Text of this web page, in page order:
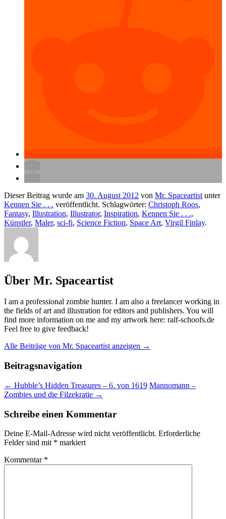
Dieser Beitrag wurde am 30. August 2012 von Mr. Spaceartist unter
Kennen Sie . . . veröffentlicht. Schlagwörter: Christoph Roos,
Fantasy, Illustration, Illustrator, Inspiration, Kennen Sie . . .,
Künstler, Maler, sci-fi, Science Fiction, Space Art, Virgil Finlay.
Über Mr. Spaceartist
I am a professional zombie hunter. I am also a freelancer working in
the fields of art and illustration for editors and publishers. You will
find more information on me and my artwork here: ralf-schoofs.de
Feel free to give feedback!
Alle Beiträge von Mr. Spaceartist anzeigen →
Beitragsnavigation
← Hubble’s Hidden Treasures – 6. von 1619 Mannomann –
Zombies und die Filzekratie →
Schreibe einen Kommentar
Deine E-Mail-Adresse wird nicht veröffentlicht. Erforderliche
Felder sind mit * markiert
Kommentar *